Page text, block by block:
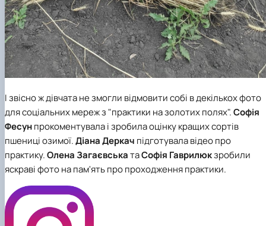
І звісно ж дівчата не змогли відмовити собі в декількох фото
для соціальних мереж з "практики на золотих полях".Софія
Фесунпрокоментувала і зробила оцінку кращих сортів
пшениці озимої.Діана Деркач підготувала відео про
практику.Олена ЗагаєвськатаСофія Гаврилюкзробили
яскраві фото на пам'ять про проходження практики.